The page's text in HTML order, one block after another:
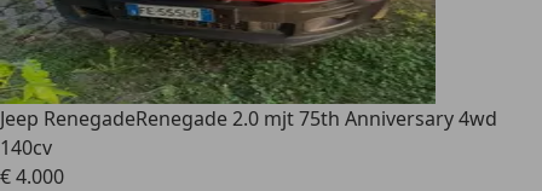
Jeep RenegadeRenegade 2.0 mjt 75th Anniversary 4wd
140cv
€ 4.000